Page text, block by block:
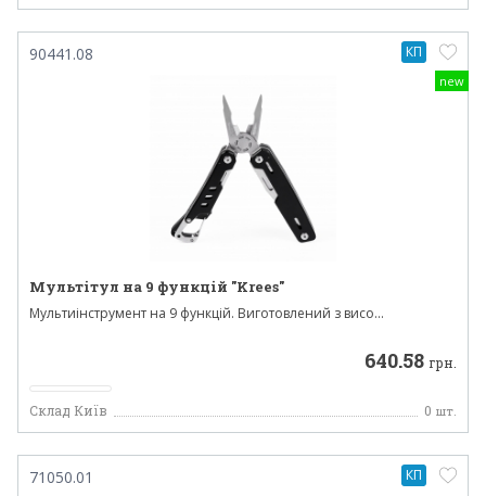
new
90441.08
Мультітул на 9 функцій "Krees"
Мультиінструмент на 9 функцій. Виготовлений з висо...
640.58 грн.
Склад Київ 0 шт.
КП
71050.01 КП